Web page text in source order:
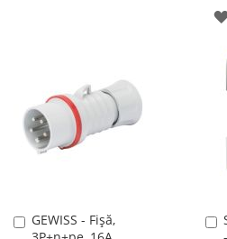
DORINTE
GEWISS - Fișă,
Adauga